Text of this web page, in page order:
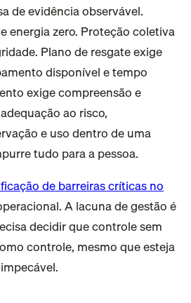
de evidência observável.
energia zero. Proteção coletiva
Plano de resgate exige
disponível e tempo
exige compreensão e
ao risco,
e uso dentro de uma
tudo para a pessoa.
de barreiras críticas no
A lacuna de gestão é
decidir que controle sem
controle, mesmo que esteja